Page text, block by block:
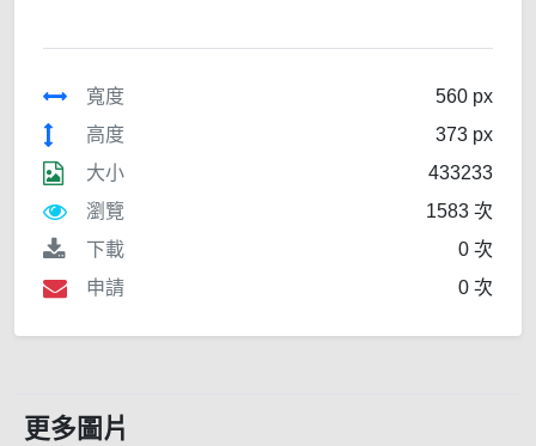
寬度
560 px
高度
373 px
大小
433233
瀏覽
1583 次
下載
0 次
申請
0 次
更多圖片